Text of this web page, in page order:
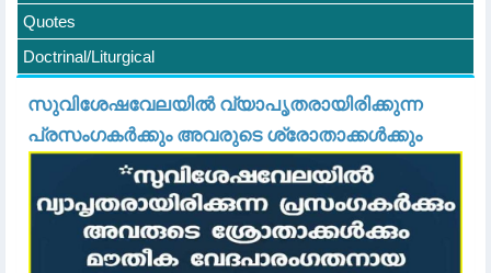
Quotes
Doctrinal/Liturgical
സുവിശേഷവേലയിൽ വ്യാപൃതരായിരിക്കുന്ന
പ്രസംഗകർക്കും അവരുടെ ശ്രോതാക്കൾക്കും